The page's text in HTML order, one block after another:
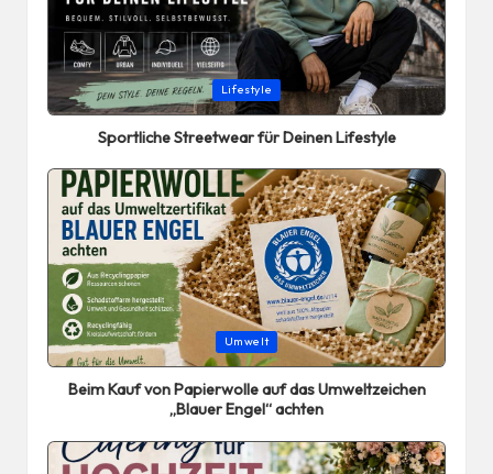
Posted
in
Lifestyle
Sportliche Streetwear für Deinen Lifestyle
Posted
in
Umwelt
Beim Kauf von Papierwolle auf das Umweltzeichen
„Blauer Engel“ achten